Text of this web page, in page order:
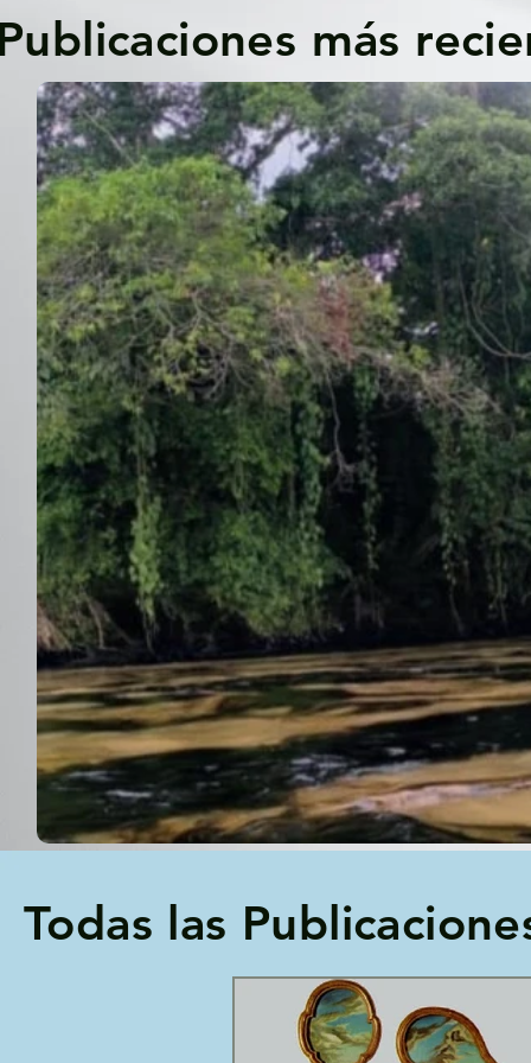
más
Todas las